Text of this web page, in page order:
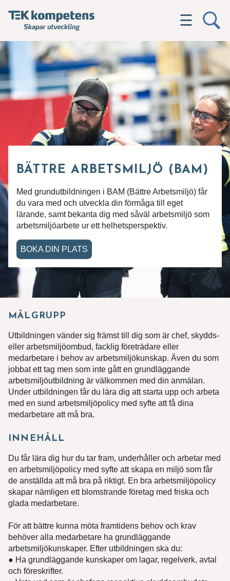
☰
BÄTTRE ARBETSMILJÖ (BAM)
Med grundutbildningen i BAM (Bättre Arbetsmiljö) får
du vara med och utveckla din förmåga till eget
lärande, samt bekanta dig med såväl arbetsmiljö som
arbetsmiljöarbete ur ett helhetsperspektiv.
BOKA DIN PLATS
MÅLGRUPP
Utbildningen vänder sig främst till dig som är chef, skydds-
eller arbetsmiljöombud, facklig företrädare eller
medarbetare i behov av arbetsmiljökunskap. Även du som
jobbat ett tag men som inte gått en grundläggande
arbetsmiljöutbildning är välkommen med din anmälan.
Under utbildningen får du lära dig att starta upp och arbeta
med en sund arbetsmiljöpolicy med syfte att få dina
medarbetare att må bra.
INNEHÅLL
Du får lära dig hur du tar fram, underhåller och arbetar med
en arbetsmiljöpolicy med syfte att skapa en miljö som får
de anställda att må bra på riktigt. En bra arbetsmiljöpolicy
skapar nämligen ett blomstrande företag med friska och
glada medarbetare.
För att bättre kunna möta framtidens behov och krav
behöver alla medarbetare ha grundläggande
arbetsmiljökunskaper. Efter utbildningen ska du:
● Ha grundläggande kunskaper om lagar, regelverk, avtal
och föreskrifter.